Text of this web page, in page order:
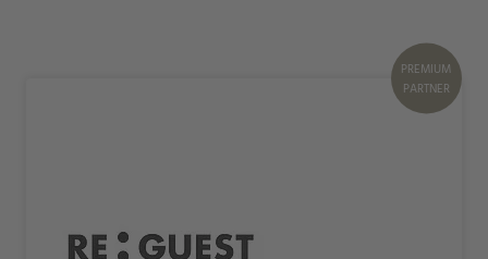
PREMIUM
PARTNER